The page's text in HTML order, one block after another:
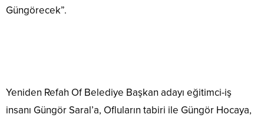
Güngörecek”.
Yeniden Refah Of Belediye Başkan adayı eğitimci-iş
insanı Güngör Saral’a, Ofluların tabiri ile Güngör Hocaya,